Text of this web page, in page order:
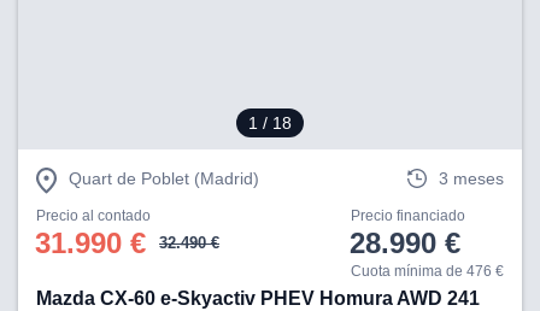
1 / 18
Quart de Poblet (Madrid) 3 meses
Precio al contado
31.990 € 32.490 €
Precio financiado
28.990 €
Cuota mínima de 476 €
Mazda CX-60 e-Skyactiv PHEV Homura AWD 241